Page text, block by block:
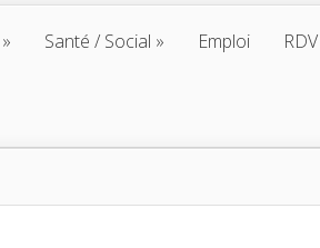
Santé / Social Emploi